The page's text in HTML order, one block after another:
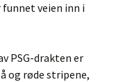
veien inn i
PSG-drakten er
og røde stripene,